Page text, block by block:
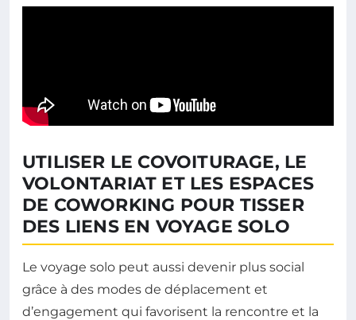
UTILISER LE COVOITURAGE, LE
VOLONTARIAT ET LES ESPACES
DE COWORKING POUR TISSER
DES LIENS EN VOYAGE SOLO
Le voyage solo peut aussi devenir plus social
grâce à des modes de déplacement et
d’engagement qui favorisent la rencontre et la